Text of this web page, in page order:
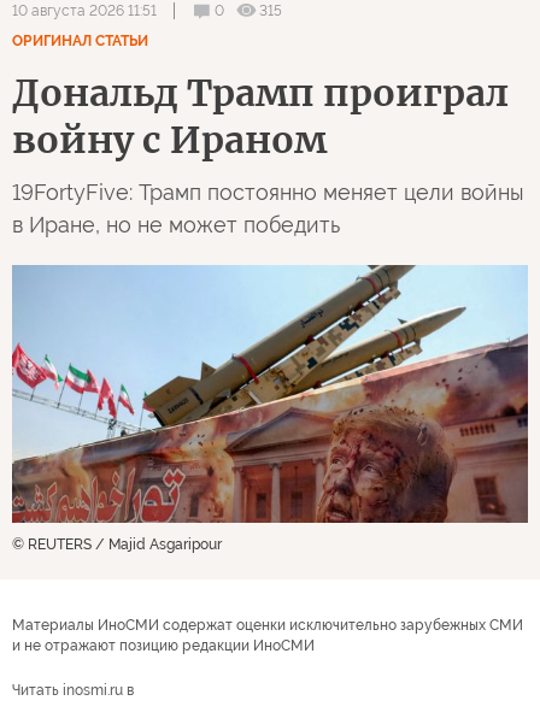
10 августа 2026 11:51 0
315
ОРИГИНАЛ СТАТЬИ
Дональд Трамп проиграл
войну с Ираном
19FortyFive: Трамп постоянно меняет цели войны
в Иране, но не может победить
© REUTERS / Majid Asgaripour
Материалы ИноСМИ содержат оценки исключительно зарубежных СМИ
и не отражают позицию редакции ИноСМИ
Читать inosmi.ru в